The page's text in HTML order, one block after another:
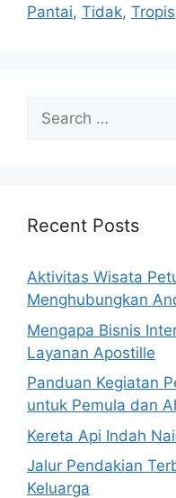
Pantai, Tidak, Tropis
Search
for:
Recent Posts
Aktivitas Wisata
Menghubungkan
Mengapa Bisnis
Layanan Apostille
Panduan Kegiatan
untuk Pemula dan
Kereta Api Indah
Jalur Pendakian
Keluarga